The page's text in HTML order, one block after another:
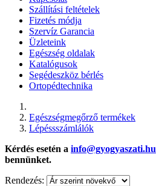
Szállítási feltételek
Fizetés módja
Szervíz Garancia
Üzleteink
Egészség oldalak
Katalógusok
Segédeszköz bérlés
Ortopédtechnika
Egészségmegőrző termékek
Lépéssszámlálók
Kérdés esetén a info@gyogyaszati.hu
bennünket.
Rendezés: